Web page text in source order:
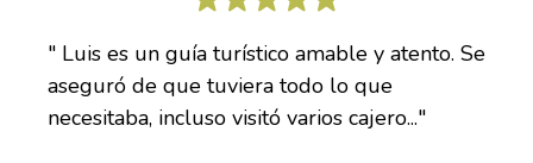
" Luis es un guía turístico amable y atento. Se
aseguró de que tuviera todo lo que
necesitaba, incluso visitó varios cajero..."